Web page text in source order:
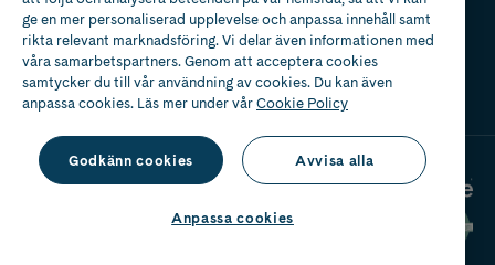
ge en mer personaliserad upplevelse och anpassa innehåll samt
rikta relevant marknadsföring. Vi delar även informationen med
våra samarbetspartners. Genom att acceptera cookies
samtycker du till vår användning av cookies. Du kan även
anpassa cookies. Läs mer under vårCookie Policy
Godkänn cookies Avvisa alla
Anpassa cookies